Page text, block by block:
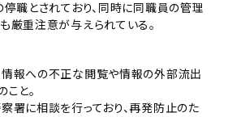
職とされており、同時に同職員の管理
厳重注意が与えられている。
報への不正な閲覧や情報の外部流出
と。
署に相談を行っており、再発防止のた